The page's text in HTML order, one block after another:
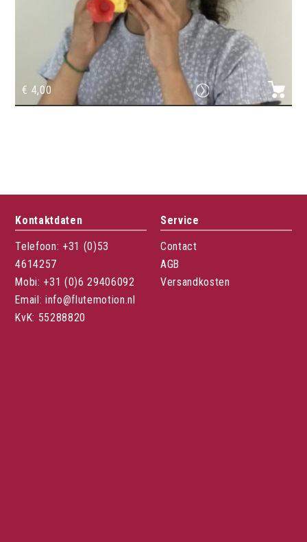
€ 4,00
Kontaktdaten
Telefoon: +31 (0)53
4614257
Mobi: +31 (0)6 29406092
Email: info@flutemotion.nl
KvK: 55288820
Service
Contact
AGB
Versandkosten